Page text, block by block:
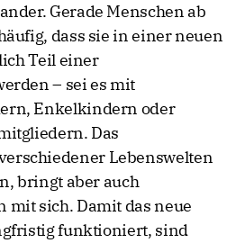
Gerade Menschen ab
dass sie in einer neuen
Teil einer
– sei es mit
Enkelkindern oder
Das
Lebenswelten
bringt aber auch
mit sich. Damit das neue
funktioniert, sind